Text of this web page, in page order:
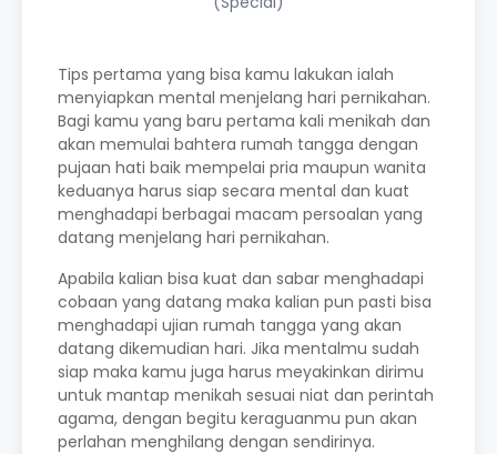
Tips pertama yang bisa kamu lakukan ialah
menyiapkan mental menjelang hari pernikahan.
Bagi kamu yang baru pertama kali menikah dan
akan memulai bahtera rumah tangga dengan
pujaan hati baik mempelai pria maupun wanita
keduanya harus siap secara mental dan kuat
menghadapi berbagai macam persoalan yang
datang menjelang hari pernikahan.
Apabila kalian bisa kuat dan sabar menghadapi
cobaan yang datang maka kalian pun pasti bisa
menghadapi ujian rumah tangga yang akan
datang dikemudian hari. Jika mentalmu sudah
siap maka kamu juga harus meyakinkan dirimu
untuk mantap menikah sesuai niat dan perintah
agama, dengan begitu keraguanmu pun akan
perlahan menghilang dengan sendirinya.